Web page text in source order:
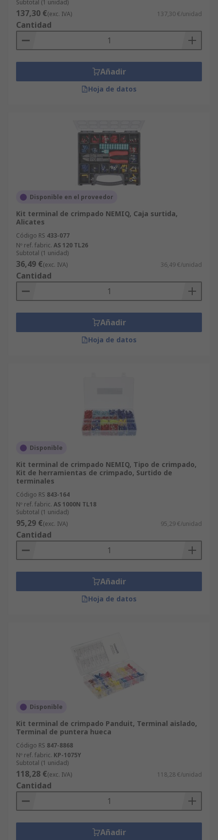
Subtotal (1 unidad)
137,30 €(exc. IVA) 137,30 €/unidad
Cantidad
Añadir
Hoja de datos
Disponible en el proveedor
Kit terminal de crimpado NEMIQ, Caja surtida,
Alicates
Código RS 433-077
Nº ref. fabric. AS 120 TL26
Subtotal (1 unidad)
36,49 €(exc. IVA) 36,49 €/unidad
Cantidad
Añadir
Hoja de datos
Disponible
Kit terminal de crimpado NEMIQ, Tipo de crimpado,
Kit de herramientas de crimpado, Surtido de
terminales
Código RS 843-164
Nº ref. fabric. AS 1000N TL18
Subtotal (1 unidad)
95,29 €(exc. IVA) 95,29 €/unidad
Cantidad
Añadir
Hoja de datos
Disponible
Kit terminal de crimpado Panduit, Terminal aislado,
Terminal de puntera hueca
Código RS 847-8868
Nº ref. fabric. KP-1075Y
Subtotal (1 unidad)
118,28 €(exc. IVA) 118,28 €/unidad
Cantidad
Añadir